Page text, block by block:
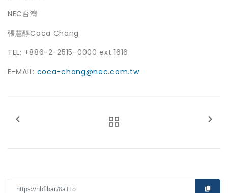
NEC台灣
張慧醇Coca Chang
TEL: +886-2-2515-0000 ext.1616
E-MAIL: coca-chang@nec.com.tw